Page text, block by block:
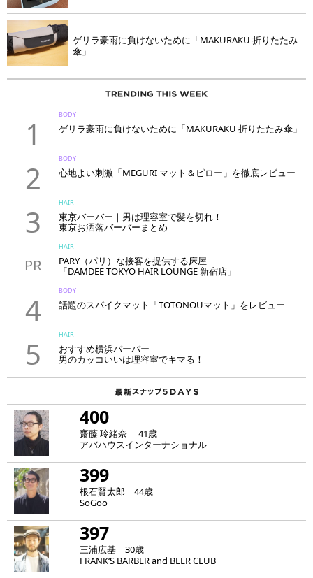
ゲリラ豪雨に負けないために「MAKURAKU 折りたたみ
傘」
1
BODY
ゲリラ豪雨に負けないために「MAKURAKU 折りたたみ傘」
2
BODY
心地よい刺激「MEGURI マット＆ピロー」を徹底レビュー
3
HAIR
東京バーバー｜男は理容室で髪を切れ！
東京お洒落バーバーまとめ
PR
HAIR
PARY（パリ）な接客を提供する床屋
「DAMDEE TOKYO HAIR LOUNGE 新宿店」
4
BODY
話題のスパイクマット「TOTONOUマット」をレビュー
5
HAIR
おすすめ横浜バーバー
男のカッコいいは理容室でキマる！
400
齋藤 玲緒奈 41歳
アバハウスインターナショナル
399
根石賢太郎 44歳
SoGoo
397
三浦広基 30歳
FRANK‘S BARBER and BEER CLUB